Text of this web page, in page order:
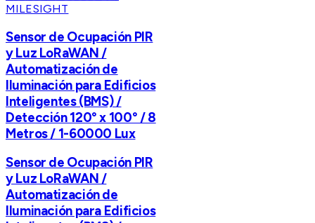
MILESIGHT
Sensor de Ocupación PIR
y Luz LoRaWAN /
Automatización de
Iluminación para Edificios
Inteligentes (BMS) /
Detección 120° x 100° / 8
Metros / 1-60000 Lux
Sensor de Ocupación PIR
y Luz LoRaWAN /
Automatización de
Iluminación para Edificios